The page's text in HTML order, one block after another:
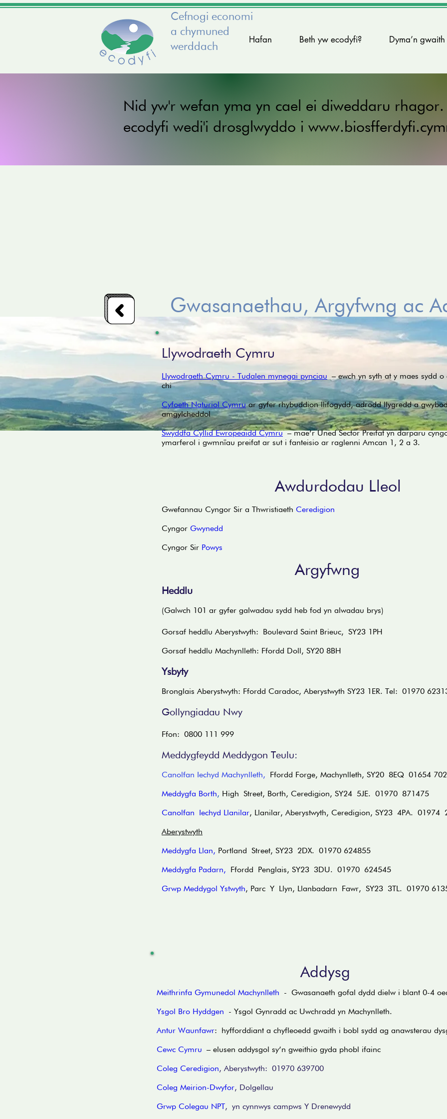
Cefnogi economi
a chymuned
werddach
Hafan Beth yw ecodyfi? Dyma’n gwaith
Nid yw'r wefan yma yn cael ei diweddaru
ecodyfi wedi'i drosglwyddo i
Gwasanaethau, Argyfwng ac
Llywodraeth Cymru
Llywodraeth Cymru - Tudalen mynegai pynciau – ewch yn syth at y maes sydd
chi
Cyfoeth Naturiol Cymruar gyfer rhybuddion llifogydd, adrodd llygredd a
amgylcheddol
Swyddfa Cyllid Ewropeaidd Cymru – mae’r Uned Sector Preifat yn darparu
ymarferol i gwmnïau preifat ar sut i fanteisio ar raglenni Amcan 1, 2 a 3.
Awdurdodau Lleol
Gwefannau Cyngor Sir a Thwristiaeth Ceredigion
Cyngor Gwynedd
Cyngor Sir Powys
Argyfwng
Heddlu
(Galwch 101 ar gyfer galwadau sydd heb fod yn alwadau brys)
Gorsaf heddlu Aberystwyth: Boulevard Saint Brieuc, SY23 1PH
Gorsaf heddlu Machynlleth: Ffordd Doll, SY20 8BH
Ysbyty
Bronglais Aberystwyth: Ffordd Caradoc, Aberystwyth SY23 1ER. Tel: 01970
Gollyngiadau Nwy
Ffon: 0800 111 999
Meddygfeydd Meddygon Teulu:
Canolfan Iechyd Machynlleth, Ffordd Forge, Machynlleth, SY20 8EQ 01654
Meddygfa Borth, High Street, Borth, Ceredigion, SY24 5JE. 01970 871475
Canolfan Iechyd Llanilar, Llanilar, Aberystwyth, Ceredigion, SY23 4PA. 01974
Aberystwyth
Meddygfa Llan, Portland Street, SY23 2DX. 01970 624855
Meddygfa Padarn, Ffordd Penglais, SY23 3DU. 01970 624545
Grwp Meddygol Ystwyth, Parc Y Llyn, Llanbadarn Fawr, SY23 3TL. 01970
Addysg
Meithrinfa Gymunedol Machynlleth - Gwasanaeth gofal dydd dielw i blant 0-4
Ysgol Bro Hyddgen - Ysgol Gynradd ac Uwchradd yn Machynlleth.
Antur Waunfawr: hyfforddiant a chyfleoedd gwaith i bobl sydd ag anawsterau
Cewc Cymru – elusen addysgol sy’n gweithio gyda phobl ifainc
Coleg Ceredigion, Aberystwyth: 01970 639700
Coleg Meirion-Dwyfor, Dolgellau​
Grwp Colegau NPT , yn cynnwys campws Y Drenewydd